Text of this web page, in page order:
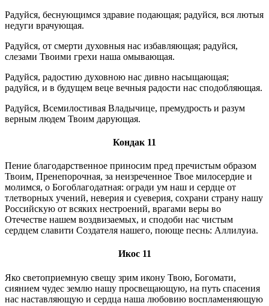
Радуйся, беснующимся здравие подающая; радуйся, вся лютыя
недуги врачующая.
Радуйся, от смерти духовныя нас избавляющая; радуйся,
слезами Твоими грехи наша омывающая.
Радуйся, радостию духовною нас дивно насыщающая;
радуйся, и в будущем веце вечныя радости нас сподобляющая.
Радуйся, Всемилостивая Владычице, премудрость и разум
верным людем Твоим дарующая.
Кондак 11
Пение благодарственное приносим пред пречистым образом
Твоим, Пренепорочная, за неизреченное Твое милосердие и
молимся, о Богоблагодатная: огради ум наш и сердце от
тлетворных учений, неверия и суеверия, сохрани страну нашу
Российскую от всяких нестроений, врагами веры во
Отечестве нашем воздвизаемых, и сподоби нас чистым
сердцем славити Создателя нашего, поюще песнь: Аллилуиа.
Икос 11
Яко светоприемную свещу зрим икону Твою, Богомати,
сиянием чудес землю нашу просвещающую, на путь спасения
нас наставляющую и сердца наша любовию воспламеняющую